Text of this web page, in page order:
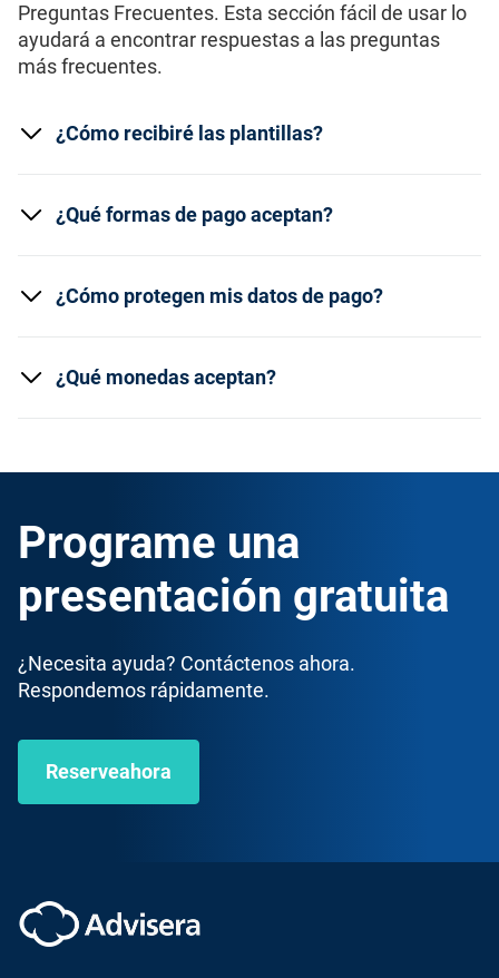
Preguntas Frecuentes. Esta sección fácil de usar lo
ayudará a encontrar respuestas a las preguntas
más frecuentes.
¿Cómo recibiré las plantillas?
¿Qué formas de pago aceptan?
¿Cómo protegen mis datos de pago?
¿Qué monedas aceptan?
Programe una
presentación gratuita
¿Necesita ayuda? Contáctenos ahora.
Respondemos rápidamente.
Reserveahora